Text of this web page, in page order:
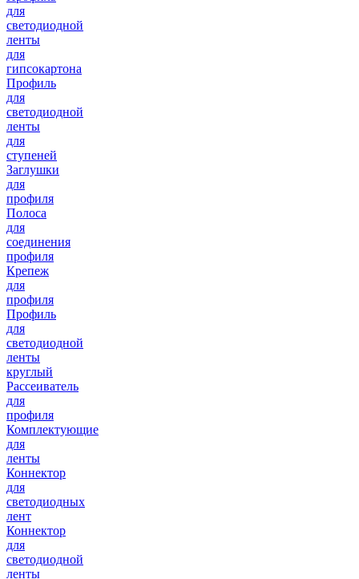
для
светодиодной
ленты
для
гипсокартона
Профиль
для
светодиодной
ленты
для
ступеней
Заглушки
для
профиля
Полоса
для
соединения
профиля
Крепеж
для
профиля
Профиль
для
светодиодной
ленты
круглый
Рассеиватель
для
профиля
Комплектующие
для
ленты
Коннектор
для
светодиодных
лент
Коннектор
для
светодиодной
ленты